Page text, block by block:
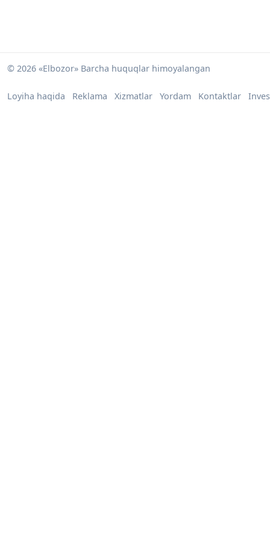
© 2026 «Elbozor» Barcha huquqlar himoyalangan
Loyiha haqida Reklama Xizmatlar Yordam Kontaktlar